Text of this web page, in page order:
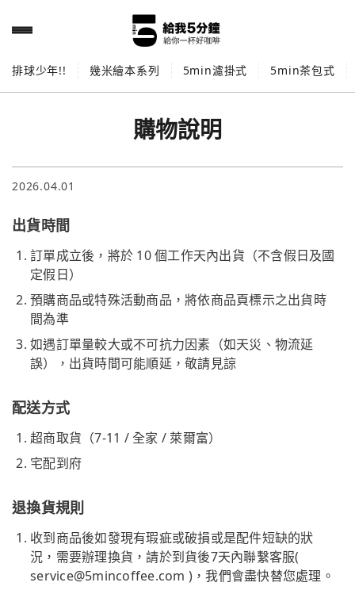
排球少年!! 幾米繪本系列 5min濾掛式 5min茶包式
購物說明
2026.04.01
出貨時間
訂單成立後，將於 10 個工作天內出貨（不含假日及國
定假日）
預購商品或特殊活動商品，將依商品頁標示之出貨時
間為準
如遇訂單量較大或不可抗力因素（如天災、物流延
誤），出貨時間可能順延，敬請見諒
配送方式
超商取貨（7-11 / 全家 / 萊爾富）
宅配到府
退換貨規則
收到商品後如發現有瑕疵或破損或是配件短缺的狀
況，需要辦理換貨，請於到貨後7天內聯繫客服(
service@5mincoffee.com )，我們會盡快替您處理。